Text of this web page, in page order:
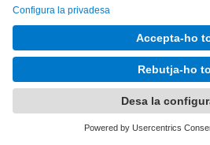
"drone" per salvar rinoceronts i
cacera furtiva a l’Àfrica
L'EETAC participa a la I
enginyers de telecomunicació
paper de líders en la